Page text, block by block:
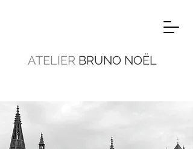
ATELIER BRUNO NOËL